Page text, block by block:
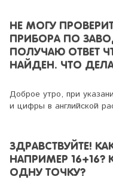
НЕ МОГУ
ПРИБОРА ПО
ПОЛУЧАЮ ОТВЕТ
НАЙДЕН. ЧТО
Доброе утро, при
и цифры в английской
ЗДРАВСТВУЙТЕ!
НАПРИМЕР 16+16?
ОДНУ ТОЧКУ?